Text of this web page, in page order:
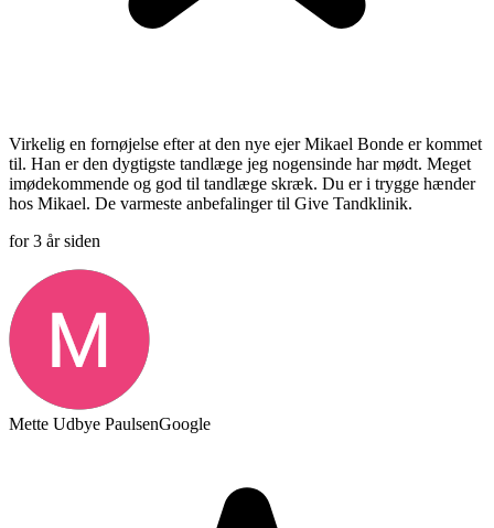
Virkelig en fornøjelse efter at den nye ejer Mikael Bonde er kommet
til. Han er den dygtigste tandlæge jeg nogensinde har mødt. Meget
imødekommende og god til tandlæge skræk. Du er i trygge hænder
hos Mikael. De varmeste anbefalinger til Give Tandklinik.
for 3 år siden
Mette Udbye PaulsenGoogle